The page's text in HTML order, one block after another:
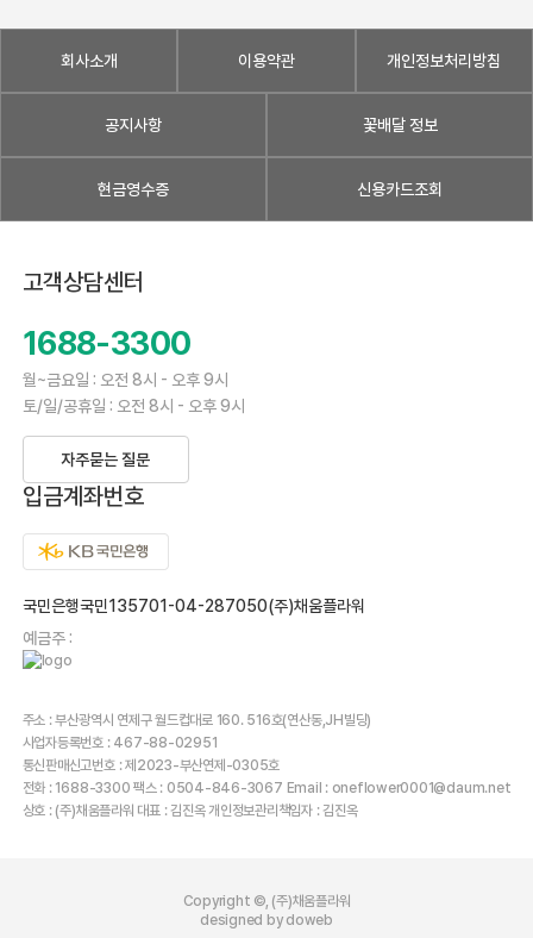
회사소개 이용약관 개인정보처리방침
공지사항 꽃배달 정보
현금영수증 신용카드조회
고객상담센터
1688-3300
월~금요일 : 오전 8시 - 오후 9시
토/일/공휴일 : 오전 8시 - 오후 9시
자주묻는 질문
입금계좌번호
국민은행국민135701-04-287050(주)채움플라워
예금주 :
주소 : 부산광역시 연제구 월드컵대로 160. 516호(연산동,JH빌딩)
사업자등록번호 : 467-88-02951
통신판매신고번호 : 제2023-부산연제-0305호
전화 : 1688-3300 팩스 : 0504-846-3067 Email : oneflower0001@daum.net
상호 : (주)채움플라워 대표 : 김진옥 개인정보관리책임자 : 김진옥
Copyright ©, (주)채움플라워
designed by doweb